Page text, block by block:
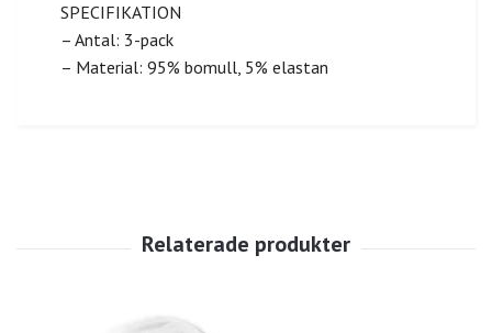
SPECIFIKATION
– Antal: 3-pack
– Material: 95% bomull, 5% elastan